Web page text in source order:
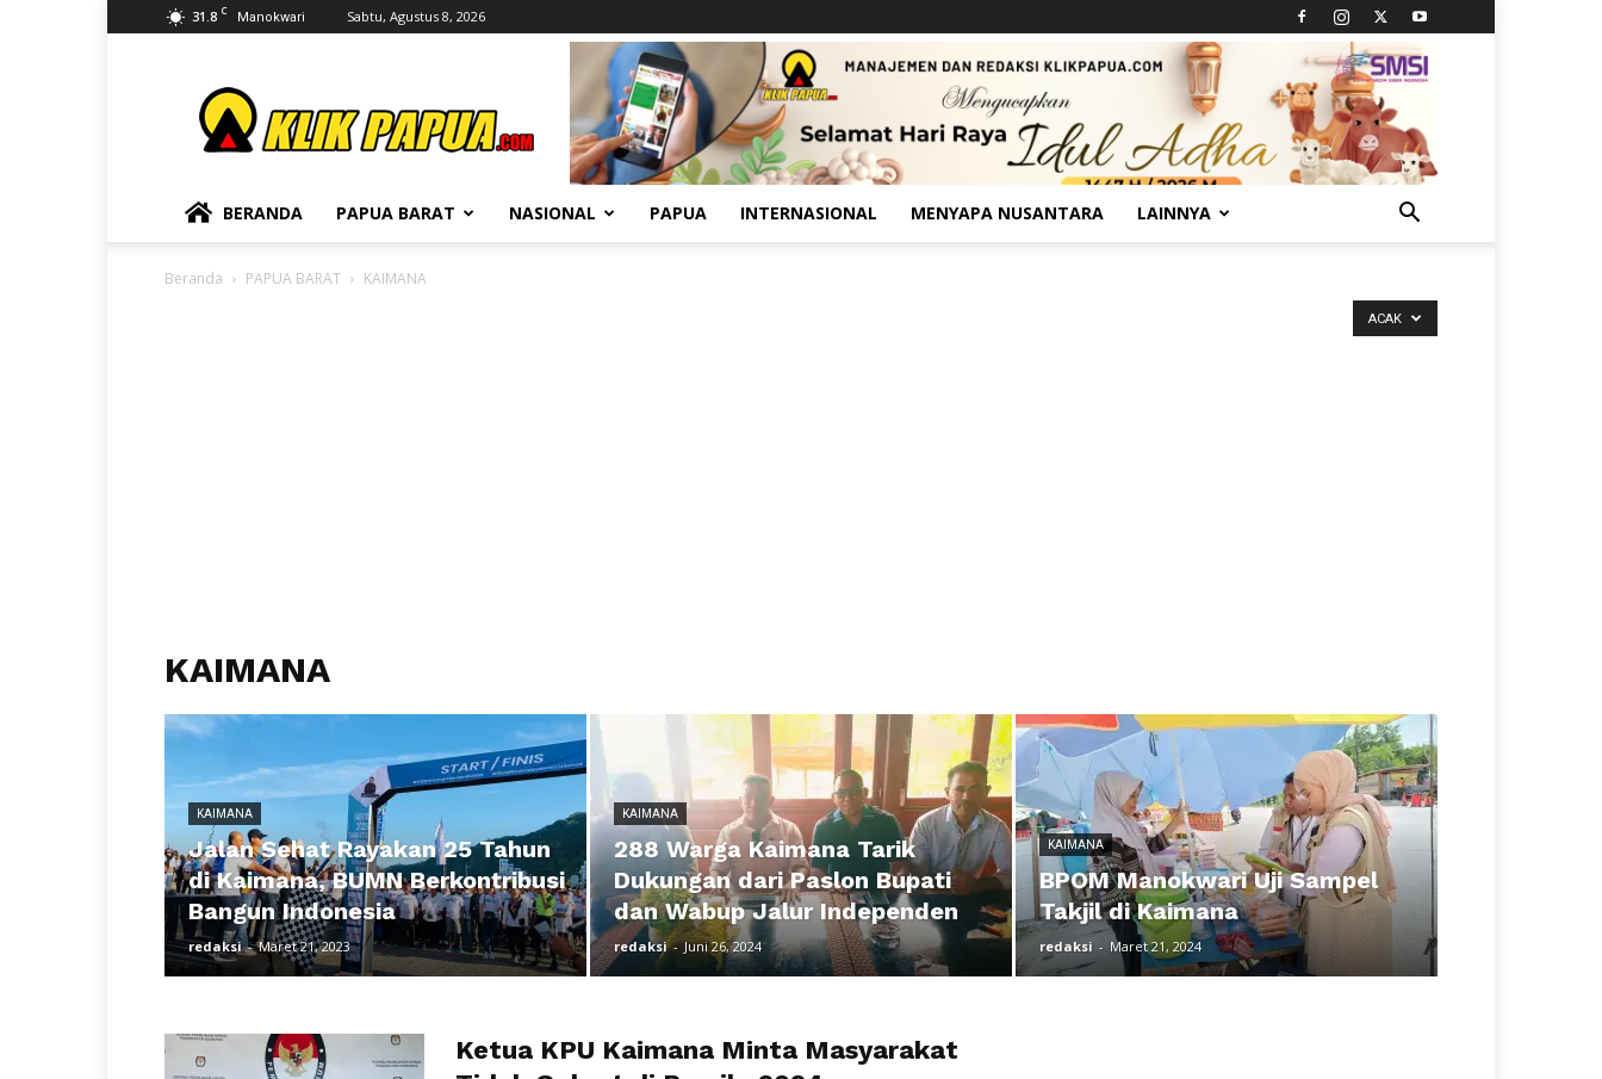
31.8 C Manokwari Sabtu, Agustus 8, 2026
BERANDA PAPUA BARAT NASIONAL PAPUA INTERNASIONAL MENYAPA NUSANTARA LAINNYA
Beranda PAPUA BARAT KAIMANA
KAIMANA
ACAK
KAIMANA
Jalan Sehat Rayakan 25 Tahun
di Kaimana, BUMN Berkontribusi
Bangun Indonesia
redaksi - Maret 21, 2023
KAIMANA
288 Warga Kaimana Tarik
Dukungan dari Paslon Bupati
dan Wabup Jalur Independen
redaksi - Juni 26, 2024
KAIMANA
BPOM Manokwari Uji Sampel
Takjil di Kaimana
redaksi - Maret 21, 2024
Ketua KPU Kaimana Minta Masyarakat